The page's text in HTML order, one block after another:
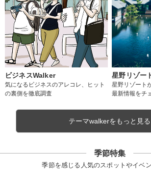
ビジネスWalker
気になるビジネスのアレコレ、ヒット
の裏側を徹底調査
星野リゾー
星野リゾート
最新情報をチ
テーマwalkerをもっと見る
季節特集
季節を感じる人気のスポットやイベ